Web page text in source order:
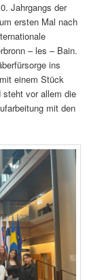
Jahrgangs der
ersten Mal nach
– les – Bain.
ins
einem Stück
steht vor allem die
mit den